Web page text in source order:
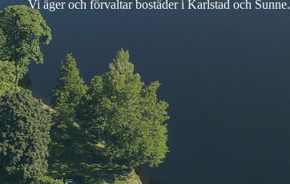
Vi äger och förvaltar bostäder i Karlstad och Sunne.